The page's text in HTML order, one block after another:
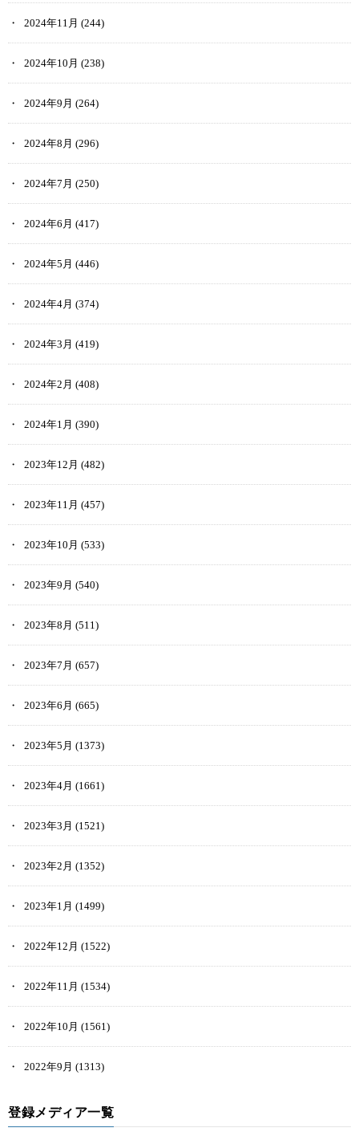
2024年11月 (244)
2024年10月 (238)
2024年9月 (264)
2024年8月 (296)
2024年7月 (250)
2024年6月 (417)
2024年5月 (446)
2024年4月 (374)
2024年3月 (419)
2024年2月 (408)
2024年1月 (390)
2023年12月 (482)
2023年11月 (457)
2023年10月 (533)
2023年9月 (540)
2023年8月 (511)
2023年7月 (657)
2023年6月 (665)
2023年5月 (1373)
2023年4月 (1661)
2023年3月 (1521)
2023年2月 (1352)
2023年1月 (1499)
2022年12月 (1522)
2022年11月 (1534)
2022年10月 (1561)
2022年9月 (1313)
登録メディア一覧